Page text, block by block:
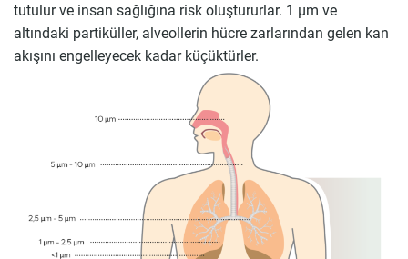
tutulur ve insan sağlığına risk oluştururlar. 1 μm ve
altındaki partiküller, alveollerin hücre zarlarından gelen kan
akışını engelleyecek kadar küçüktürler.